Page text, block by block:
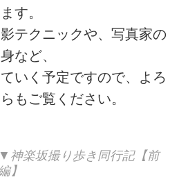
す。
テクニックや、写真家の
など、
いく予定ですので、よろ
もご覧ください。
▼神楽坂撮り歩き同行記【前
】